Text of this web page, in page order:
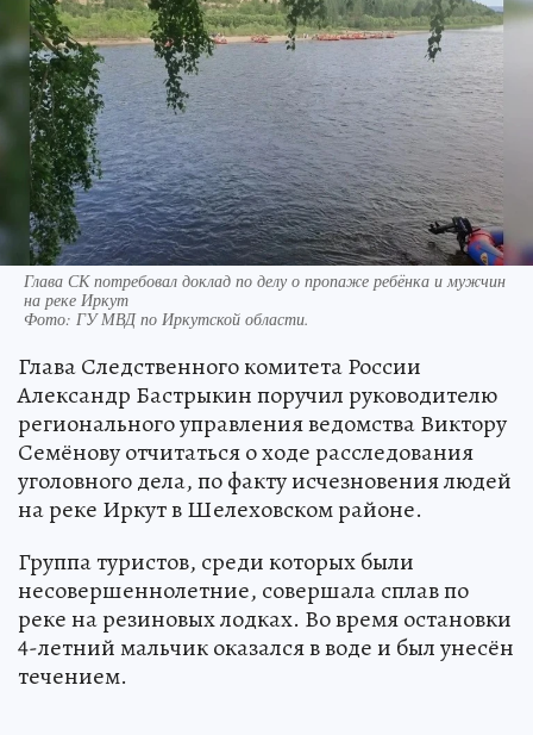
Глава СК потребовал доклад по делу о пропаже ребёнка и мужчин
на реке Иркут
Фото: ГУ МВД по Иркутской области.
Глава Следственного комитета России
Александр Бастрыкин поручил руководителю
регионального управления ведомства Виктору
Семёнову отчитаться о ходе расследования
уголовного дела, по факту исчезновения людей
на реке Иркут в Шелеховском районе.
Группа туристов, среди которых были
несовершеннолетние, совершала сплав по
реке на резиновых лодках. Во время остановки
4-летний мальчик оказался в воде и был унесён
течением.